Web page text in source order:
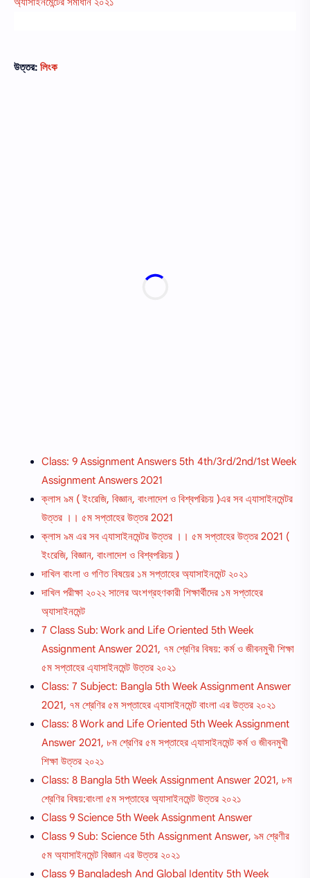
উত্তর: লিংক
Class: 9 Assignment Answers 5th 4th/3rd/2nd/1st Week
Assignment Answers 2021
ক্লাস ৯ম ( ইংরেজি, বিজ্ঞান, বাংলাদেশ ও বিশ্বপরিচয় )এর সব এ্যাসাইনমেন্টর
উত্তর ।। ৫ম সপ্তাহের উত্তর 2021
ক্লাস ৯ম এর সব এ্যাসাইনমেন্টর উত্তর ।। ৫ম সপ্তাহের উত্তর 2021 (
ইংরেজি, বিজ্ঞান, বাংলাদেশ ও বিশ্বপরিচয় )
দাখিল বাংলা ও গণিত বিষয়ের ১ম সপ্তাহের অ্যাসাইনমেন্ট ২০২১
দাখিল পরীক্ষা ২০২২ সালের অংশগ্রহণকারী শিক্ষার্থীদের ১ম সপ্তাহের
অ্যাসাইনমেন্ট
7 Class Sub: Work and Life Oriented 5th Week
Assignment Answer 2021, ৭ম শ্রেণির বিষয়: কর্ম ও জীবনমুখী শিক্ষা
৫ম সপ্তাহের এ্যাসাইনমেন্ট উত্তর ২০২১
Class: 7 Subject: Bangla 5th Week Assignment Answer
2021, ৭ম শ্রেণির ৫ম সপ্তাহের এ্যাসাইনমেন্ট বাংলা এর উত্তর ২০২১
Class: 8 Work and Life Oriented 5th Week Assignment
Answer 2021, ৮ম শ্রেণির ৫ম সপ্তাহের এ্যাসাইনমেন্ট কর্ম ও জীবনমুখী
শিক্ষা উত্তর ২০২১
Class: 8 Bangla 5th Week Assignment Answer 2021, ৮ম
শ্রেণির বিষয়:বাংলা ৫ম সপ্তাহের অ্যাসাইনমেন্ট উত্তর ২০২১
Class 9 Science 5th Week Assignment Answer
Class 9 Sub: Science 5th Assignment Answer, ৯ম শ্রেণীর
৫ম অ্যাসাইনমেন্ট বিজ্ঞান এর উত্তর ২০২১
Class 9 Bangladesh And Global Identity 5th Week